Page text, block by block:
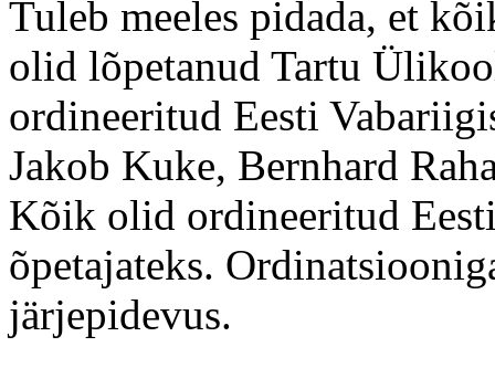
Tuleb meeles pidada, et
olid lõpetanud Tartu
ordineeritud Eesti
Jakob Kuke, Bernhard
Kõik olid ordineeritud
õpetajateks.
järjepidevus.